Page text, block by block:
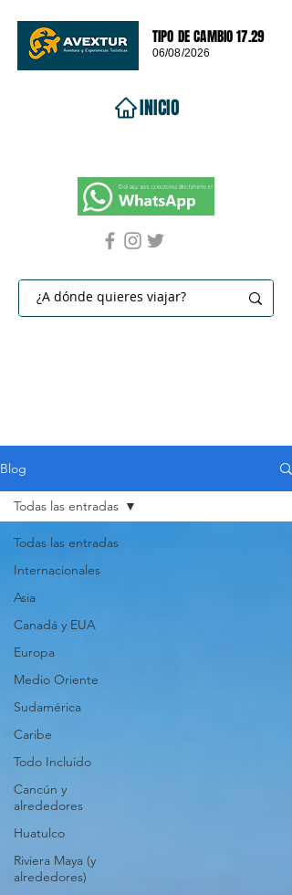
TIPO DE CAMBIO 17.29
06/08/2026
INICIO
Blog
Todas las entradas
Internacionales
Asia
Canadá y EUA
Europa
Medio Oriente
Sudamérica
Caribe
Todo Incluido
Cancún y
alrededores
Huatulco
Riviera Maya (y
alrededores)
Todas las entradas